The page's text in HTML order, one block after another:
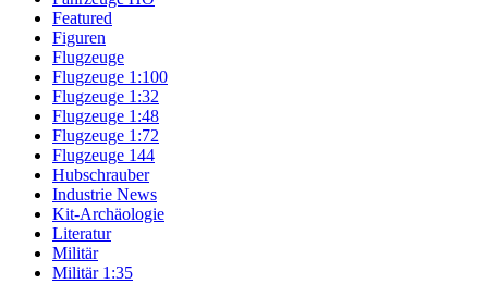
Featured
Figuren
Flugzeuge
Flugzeuge 1:100
Flugzeuge 1:32
Flugzeuge 1:48
Flugzeuge 1:72
Flugzeuge 144
Hubschrauber
Industrie News
Kit-Archäologie
Literatur
Militär
Militär 1:35